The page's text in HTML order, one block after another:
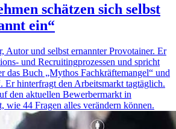
schätzen sich selbst
ein“
Autor und selbst ernannter Provotainer. Er
und Recruitingprozessen und spricht
das Buch „Mythos Fachkräftemangel“ und
Er hinterfragt den Arbeitsmarkt tagtäglich.
den aktuellen Bewerbermarkt in
wie 44 Fragen alles verändern können.